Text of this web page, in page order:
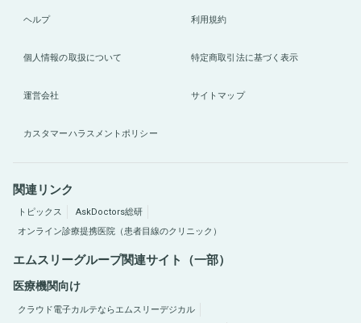
ヘルプ 利用規約
個人情報の取扱について 特定商取引法に基づく表示
運営会社 サイトマップ
カスタマーハラスメントポリシー
関連リンク
トピックス
AskDoctors総研
オンライン診療提携医院（患者目線のクリニック）
エムスリーグループ関連サイト（一部）
医療機関向け
クラウド電子カルテならエムスリーデジカル